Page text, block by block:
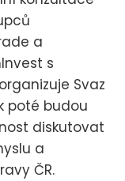
a
s
Svaz
poté budou
diskutovat
a
ČR.